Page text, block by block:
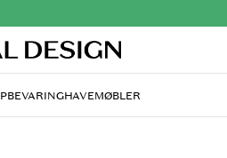
HAVEMØBLER